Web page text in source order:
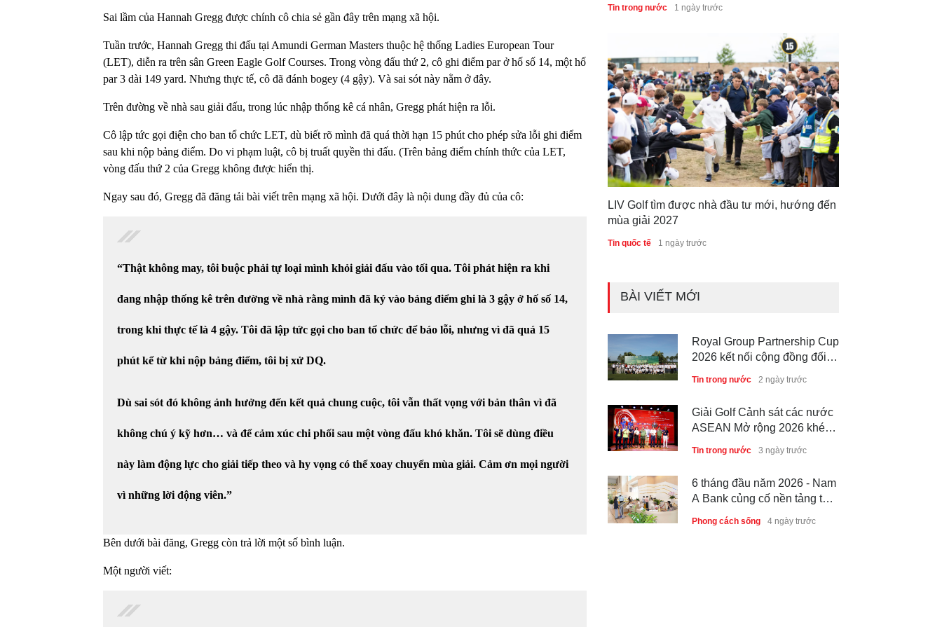
Sai lầm của Hannah Gregg được chính cô chia sẻ gần đây trên mạng xã hội.
Tuần trước, Hannah Gregg thi đấu tại Amundi German Masters thuộc hệ thống Ladies European Tour
(LET), diễn ra trên sân Green Eagle Golf Courses. Trong vòng đấu thứ 2, cô ghi điểm par ở hố số 14, một hố
par 3 dài 149 yard. Nhưng thực tế, cô đã đánh bogey (4 gậy). Và sai sót này nằm ở đây.
Trên đường về nhà sau giải đấu, trong lúc nhập thống kê cá nhân, Gregg phát hiện ra lỗi.
Cô lập tức gọi điện cho ban tổ chức LET, dù biết rõ mình đã quá thời hạn 15 phút cho phép sửa lỗi ghi điểm
sau khi nộp bảng điểm. Do vi phạm luật, cô bị truất quyền thi đấu. (Trên bảng điểm chính thức của LET,
vòng đấu thứ 2 của Gregg không được hiển thị.
Ngay sau đó, Gregg đã đăng tải bài viết trên mạng xã hội. Dưới đây là nội dung đầy đủ của cô:
“Thật không may, tôi buộc phải tự loại mình khỏi giải đấu vào tối qua. Tôi phát hiện ra khi
đang nhập thống kê trên đường về nhà rằng mình đã ký vào bảng điểm ghi là 3 gậy ở hố số 14,
trong khi thực tế là 4 gậy. Tôi đã lập tức gọi cho ban tổ chức để báo lỗi, nhưng vì đã quá 15
phút kể từ khi nộp bảng điểm, tôi bị xử DQ.
Dù sai sót đó không ảnh hưởng đến kết quả chung cuộc, tôi vẫn thất vọng với bản thân vì đã
không chú ý kỹ hơn… và để cảm xúc chi phối sau một vòng đấu khó khăn. Tôi sẽ dùng điều
này làm động lực cho giải tiếp theo và hy vọng có thể xoay chuyển mùa giải. Cảm ơn mọi người
vì những lời động viên.”
Bên dưới bài đăng, Gregg còn trả lời một số bình luận.
Một người viết:
Tin trong nước 1 ngày trước
LIV Golf tìm được nhà đầu tư mới, hướng đến
mùa giải 2027
Tin quốc tế 1 ngày trước
BÀI VIẾT MỚI
Royal Group Partnership Cup
2026 kết nối cộng đồng đối
tác tại Royal Long An Golf &
Country Club
Tin trong nước 2 ngày trước
Giải Golf Cảnh sát các nước
ASEAN Mở rộng 2026 khép
lại thành công, thúc đẩy giao
lưu và hợp tác quốc tế
Tin trong nước 3 ngày trước
6 tháng đầu năm 2026 - Nam
A Bank củng cố nền tảng tài
sản và năng lực dự phòng
Phong cách sống 4 ngày trước